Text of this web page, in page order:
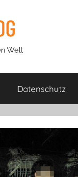
Welt
Datenschutz